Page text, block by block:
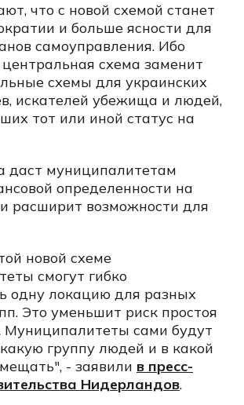
что с новой схемой станет
и больше ясности для
самоуправления. Ибо
схема заменит
схемы для украинских
искателей убежища и людей,
тот или иной статус на
даст муниципалитетам
определенности на
расширит возможности для
новой схеме
смогут гибко
одну локацию для разных
Это уменьшит риск простоя
Муниципалитеты сами будут
группу людей и в какой
- заявили в пресс-
Нидерландов.